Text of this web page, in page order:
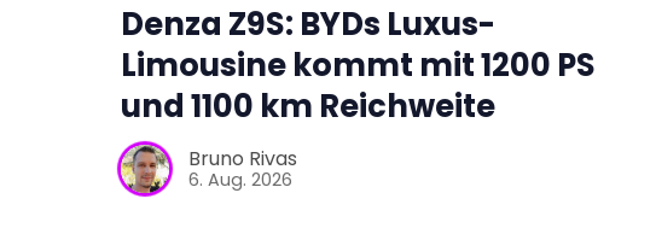
Denza Z9S: BYDs Luxus-
Limousine kommt mit 1200 PS
und 1100 km Reichweite
Bruno Rivas
6. Aug. 2026